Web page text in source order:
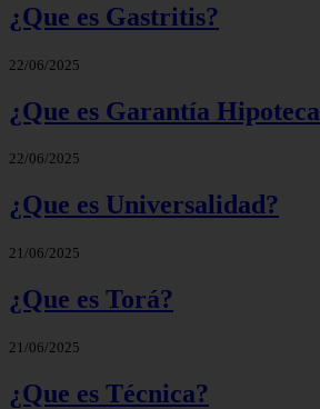
¿Que es Gastritis?
22/06/2025
¿Que es Garantía
22/06/2025
¿Que es Universalidad?
21/06/2025
¿Que es Torá?
21/06/2025
¿Que es Técnica?